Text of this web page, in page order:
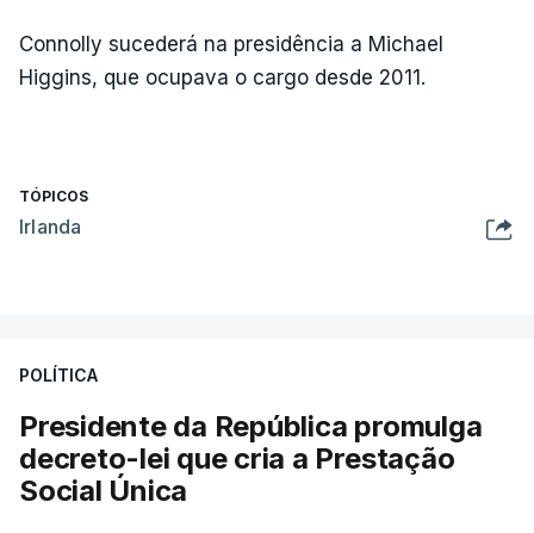
Connolly sucederá na presidência a Michael
Higgins, que ocupava o cargo desde 2011.
TÓPICOS
Irlanda
POLÍTICA
Presidente da República promulga
decreto-lei que cria a Prestação
Social Única